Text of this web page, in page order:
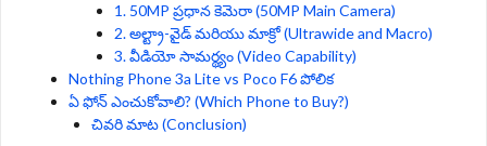
1. 50MP ప్రధాన కెమెరా (50MP Main Camera)
2. అల్ట్రా-వైడ్ మరియు మాక్రో (Ultrawide and Macro)
3. వీడియో సామర్థ్యం (Video Capability)
Nothing Phone 3a Lite vs Poco F6 పోలిక
ఏ ఫోన్ ఎంచుకోవాలి? (Which Phone to Buy?)
చివరి మాట (Conclusion)